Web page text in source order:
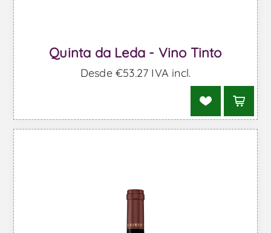
Quinta da Leda - Vino Tinto
Desde €53,27 IVA incl.